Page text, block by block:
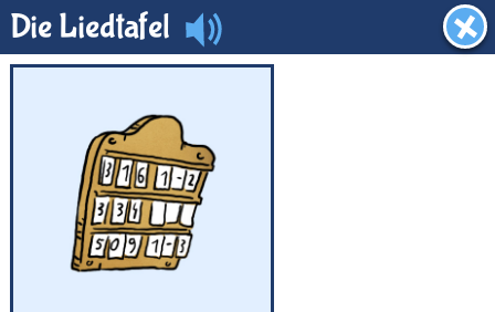
Hauptraum
Die Liedtafel